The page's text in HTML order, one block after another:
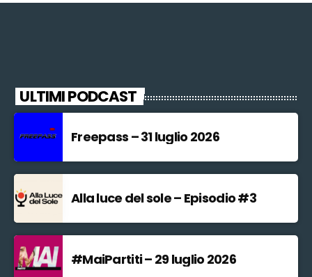
ULTIMI PODCAST
Freepass – 31 luglio 2026
Alla luce del sole – Episodio #3
#MaiPartiti – 29 luglio 2026